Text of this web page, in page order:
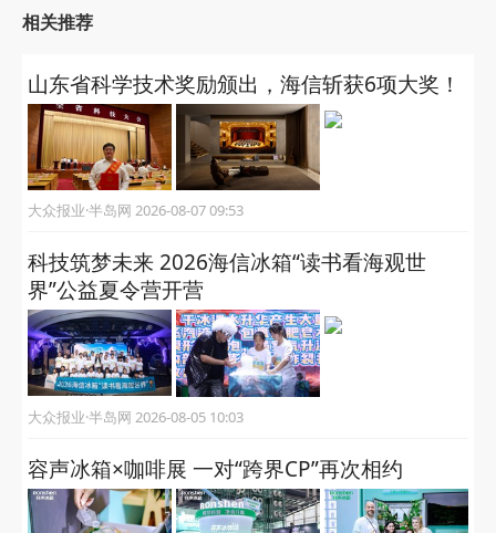
海信深厚的技术底座与庞大的全场景生态，未来，这
户的视听享受与智慧服务，在不同的屏幕与场景间，
实现真正的无缝流转与无感融合。这也将得到资本市
场的检验。